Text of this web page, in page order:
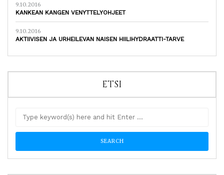
9.10.2016
KANKEAN KANGEN VENYTTELYOHJEET
9.10.2016
AKTIIVISEN JA URHEILEVAN NAISEN HIILIHYDRAATTI-TARVE
ETSI